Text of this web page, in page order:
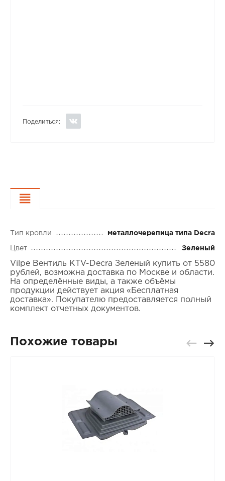
Поделиться:
Тип кровли металлочерепица типа Decra
Цвет Зеленый
Vilpe Вентиль KTV-Decra Зеленый купить от 5580
рублей, возможна доставка по Москве и области.
На определённые виды, а также объёмы
продукции действует акция «Бесплатная
доставка». Покупателю предоставляется полный
комплект отчетных документов.
Похожие товары